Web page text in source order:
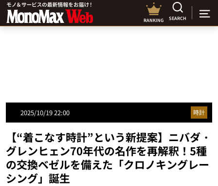
RANKING SEARCH
2025/10/19 22:00 時計
【“着こなす時計”という新提案】ニバダ・
グレンヒェン70年代の名作を再解釈！5種
の交換ベゼルを備えた「クロノキングレー
シング」誕生